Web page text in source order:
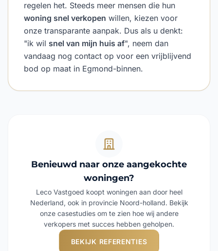
regelen het. Steeds meer mensen die hun
woning snel verkopen willen, kiezen voor
onze transparante aanpak. Dus als u denkt:
"ik wil snel van mijn huis af", neem dan
vandaag nog contact op voor een vrijblijvend
bod op maat in Egmond-binnen.
Benieuwd naar onze aangekochte
woningen?
Leco Vastgoed koopt woningen aan door heel
Nederland, ook in provincie Noord-holland. Bekijk
onze casestudies om te zien hoe wij andere
verkopers met succes hebben geholpen.
BEKIJK REFERENTIES